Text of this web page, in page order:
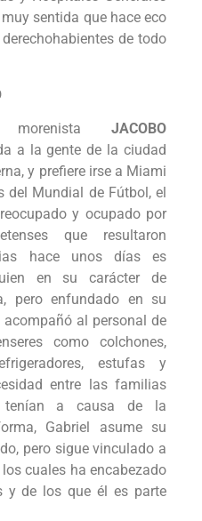
sentida que hace eco
de todo
JACOBO
a la gente de la ciudad
y prefiere irse a Miami
del Mundial de Fútbol, el
y ocupado por
que resultaron
hace unos días es
en su carácter de
pero enfundado en su
al personal de
como colchones,
estufas y
entre las familias
tenían a causa de la
Gabriel asume su
pero sigue vinculado a
cuales ha encabezado
y de los que él es parte